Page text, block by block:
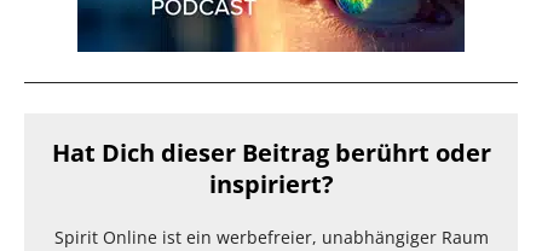
Hat Dich dieser Beitrag berührt oder
inspiriert?
Spirit Online ist ein werbefreier, unabhängiger Raum